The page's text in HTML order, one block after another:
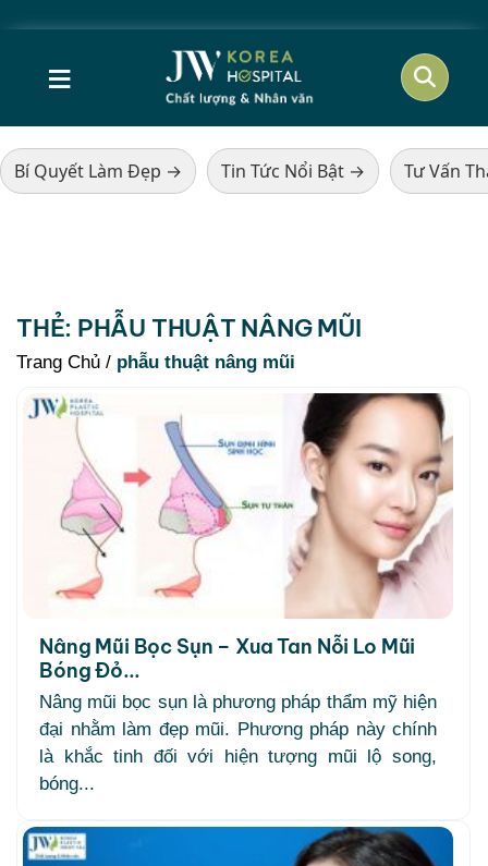
≡
Bí Quyết Làm Đẹp → Tin Tức Nổi Bật → Tư Vấn
THẺ: PHẪU THUẬT NÂNG MŨI
Trang Chủ / phẫu thuật nâng mũi
Nâng Mũi Bọc Sụn – Xua Tan Nỗi Lo Mũi
Bóng Đỏ...
Nâng mũi bọc sụn là phương pháp thẩm mỹ hiện
đại nhằm làm đẹp mũi. Phương pháp này chính
là khắc tinh đối với hiện tượng mũi lộ song,
bóng...